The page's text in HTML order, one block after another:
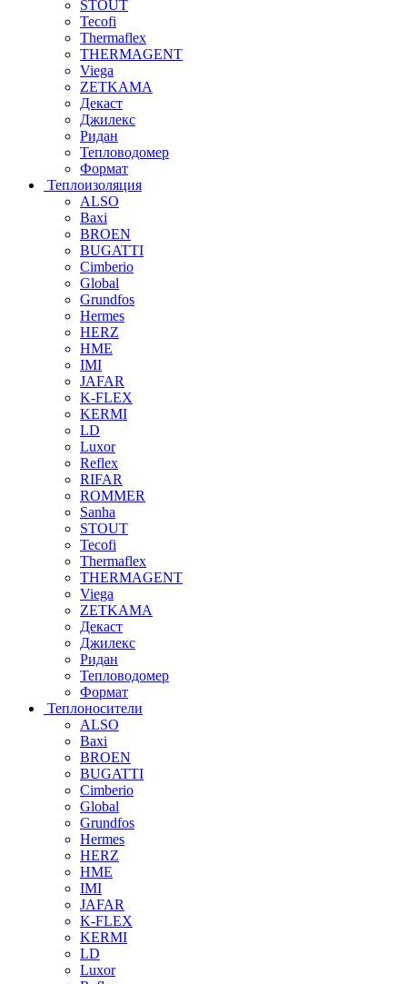
STOUT
Tecofi
Thermaflex
THERMAGENT
Viega
ZETKAMA
Декаст
Джилекс
Ридан
Тепловодомер
Формат
Теплоизоляция
ALSO
Baxi
BROEN
BUGATTI
Cimberio
Global
Grundfos
Hermes
HERZ
HME
IMI
JAFAR
K-FLEX
KERMI
LD
Luxor
Reflex
RIFAR
ROMMER
Sanha
STOUT
Tecofi
Thermaflex
THERMAGENT
Viega
ZETKAMA
Декаст
Джилекс
Ридан
Тепловодомер
Формат
Теплоносители
ALSO
Baxi
BROEN
BUGATTI
Cimberio
Global
Grundfos
Hermes
HERZ
HME
IMI
JAFAR
K-FLEX
KERMI
LD
Luxor